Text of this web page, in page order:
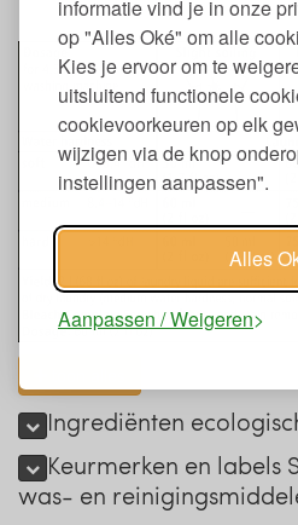
informatie vind je in onze
op "Alles Oké" om alle
Kies je ervoor om te
uitsluitend functionele
cookievoorkeuren op elk
wijzigen via de knop
instellingen aanpassen".
Alles
Aanpassen / Weigeren
Ingrediënten
Keurmerken en labels
was- en